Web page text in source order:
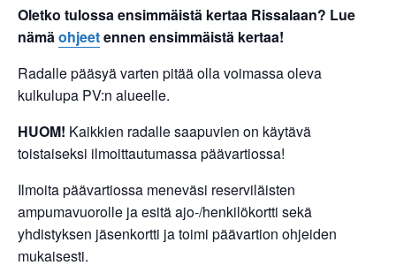
Oletko tulossa ensimmäistä kertaa Rissalaan? Lue
nämäohjeetennen ensimmäistä kertaa!
Radalle pääsyä varten pitää olla voimassa oleva
kulkulupa PV:n alueelle.
HUOM! Kaikkien radalle saapuvien on käytävä
toistaiseksi ilmoittautumassa päävartiossa!
Ilmoita päävartiossa meneväsi reserviläisten
ampumavuorolle ja esitä ajo-/henkilökortti sekä
yhdistyksen jäsenkortti ja toimi päävartion ohjeiden
mukaisesti.